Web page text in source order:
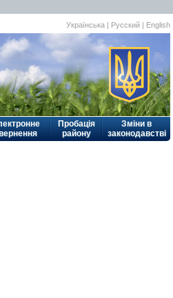
Українська | Русский | English
Пробація
району
Зміни в
законодавстві